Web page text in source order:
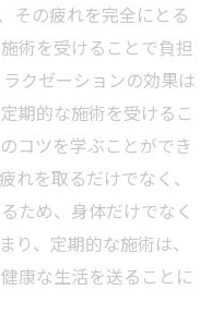
その疲れを完全にとる
術を受けることで負担
クゼーションの効果は
期的な施術を受けるこ
コツを学ぶことができ
れを取るだけでなく、
ため、身体だけでなく
り、定期的な施術は、
康な生活を送ることに